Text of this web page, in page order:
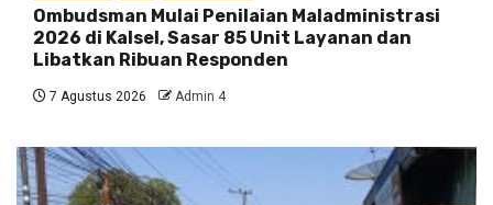
Ombudsman Mulai Penilaian Maladministrasi
2026 di Kalsel, Sasar 85 Unit Layanan dan
Libatkan Ribuan Responden
7 Agustus 2026 Admin 4